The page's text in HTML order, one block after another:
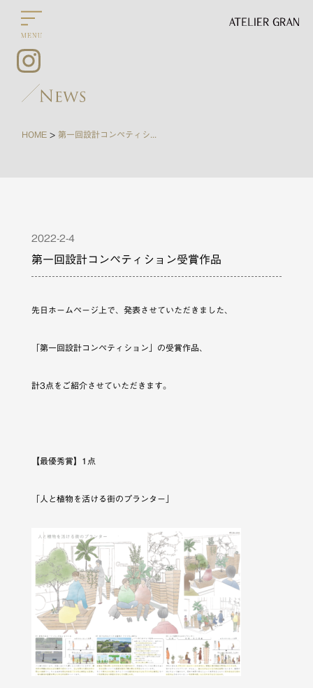
HOME >
2022-2-4
第一回設計コンペティション受賞作品
先日ホームページ上で、発表させていただきました、
「第一回設計コンペティション」の受賞作品、
計3点をご紹介させていただきます。
【最優秀賞】1点
「人と植物を活ける街のプランター」